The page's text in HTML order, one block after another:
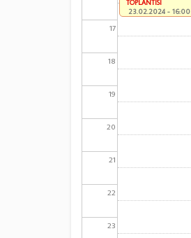
17
18
19
20
21
22
23
TOPLANTISI
23.02.2024 - 16:00